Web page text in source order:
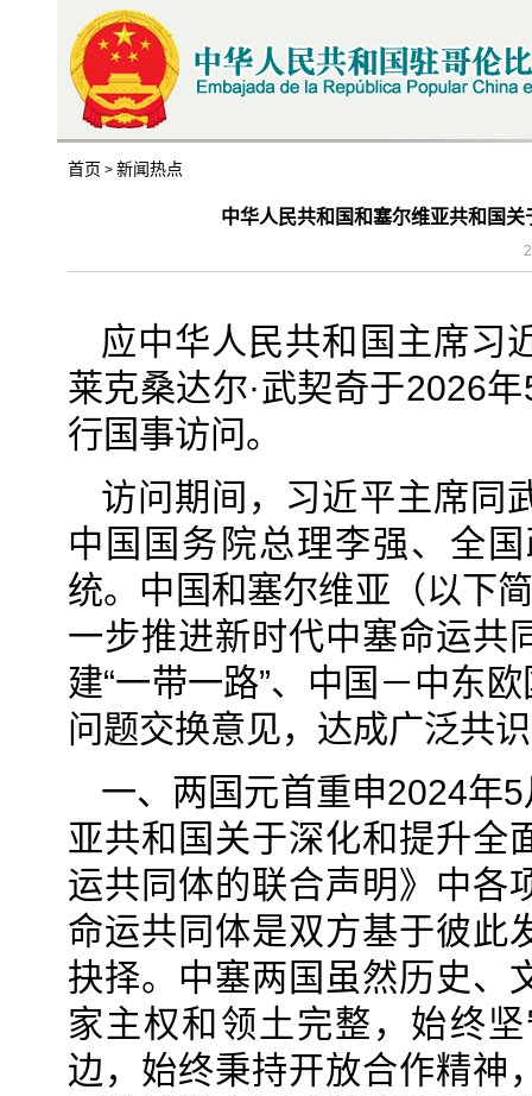
首页 > 新闻热点
中华人民共和国和塞尔维亚共和国
应中华人民共和国主席习
莱克桑达尔·武契奇于2026
行国事访问。
访问期间，习近平主席同
中国国务院总理李强、全
统。中国和塞尔维亚（以下
一步推进新时代中塞命运共
建“一带一路”、中国－中东
问题交换意见，达成广泛共
一、两国元首重申2024年
亚共和国关于深化和提升全
运共同体的联合声明》中各
命运共同体是双方基于彼此
抉择。中塞两国虽然历史、
家主权和领土完整，始终
边，始终秉持开放合作精神